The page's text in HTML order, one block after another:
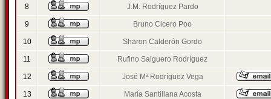
8 J.M. Rodríguez Pardo
9 Bruno Cicero Poo
10 Sharon Calderón Gordo
11 Rufino Salguero Rodríguez
12 José Mª Rodríguez Vega
13 María Santillana Acosta